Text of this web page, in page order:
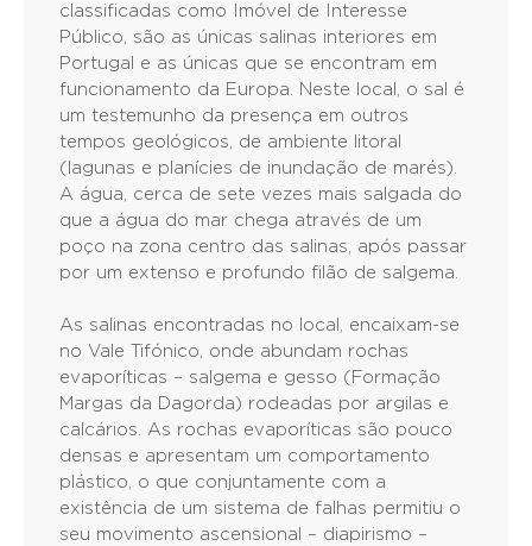
classificadas como Imóvel de Interesse
Público, são as únicas salinas interiores em
Portugal e as únicas que se encontram em
funcionamento da Europa. Neste local, o sal é
um testemunho da presença em outros
tempos geológicos, de ambiente litoral
(lagunas e planícies de inundação de marés).
A água, cerca de sete vezes mais salgada do
que a água do mar chega através de um
poço na zona centro das salinas, após passar
por um extenso e profundo filão de salgema.
As salinas encontradas no local, encaixam-se
no Vale Tifónico, onde abundam rochas
evaporíticas – salgema e gesso (Formação
Margas da Dagorda) rodeadas por argilas e
calcários. As rochas evaporíticas são pouco
densas e apresentam um comportamento
plástico, o que conjuntamente com a
existência de um sistema de falhas permitiu o
seu movimento ascensional – diapirismo –